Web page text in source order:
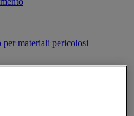
per materiali pericolosi